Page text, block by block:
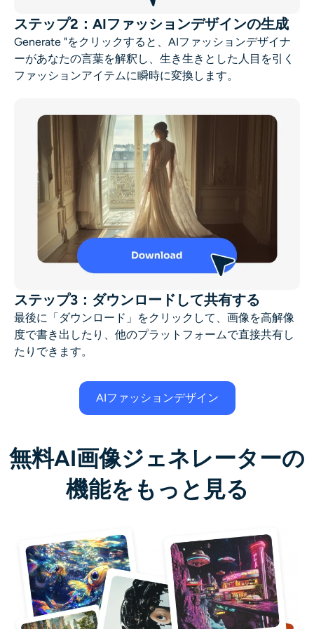
ステップ2：AIファッションデザインの生成
Generate "をクリックすると、AIファッションデザイナ
ーがあなたの言葉を解釈し、生き生きとした人目を引く
ファッションアイテムに瞬時に変換します。
ステップ3：ダウンロードして共有する
最後に「ダウンロード」をクリックして、画像を高解像
度で書き出したり、他のプラットフォームで直接共有し
たりできます。
AIファッションデザイン
無料AI画像ジェネレーターの
機能をもっと見る